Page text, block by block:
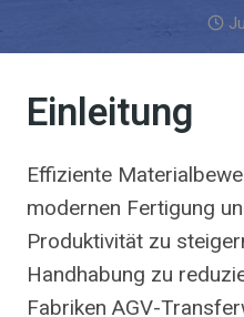
Einleitung
Effiziente
modernen Fertigung
Produktivität zu
Handhabung zu
Fabriken AGV-